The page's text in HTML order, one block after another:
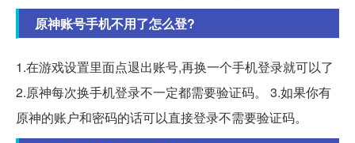
原神账号手机不用了怎么登?
1.在游戏设置里面点退出账号,再换一个手机登录就可以了
2.原神每次换手机登录不一定都需要验证码。 3.如果你有
原神的账户和密码的话可以直接登录不需要验证码。